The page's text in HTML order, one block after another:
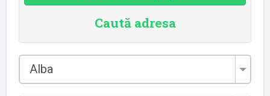
Caută adresa
Județul
Alba